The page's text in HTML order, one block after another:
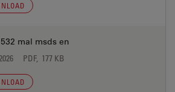
mal msds en
PDF, 177 KB